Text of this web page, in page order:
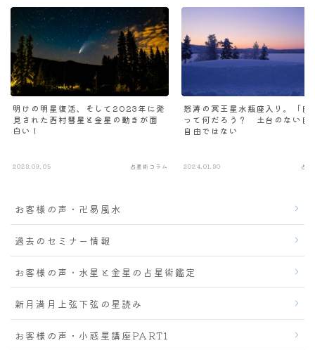
明けの明星復活、そして2023年に発
見された西村彗星と金星の動きが面
白い！
2023.09.05 占星術コラム
怒涛の冥王星水瓶座入り。「自
って何だろう？ 土台のない自
自由ではない
2024.01.30 占
お客様の声・卍易風水
過去のセミナー情報
お客様の声・水星と金星の占星術鑑定
新月満月上弦下弦の星読み
お客様の声・小惑星講座PART1